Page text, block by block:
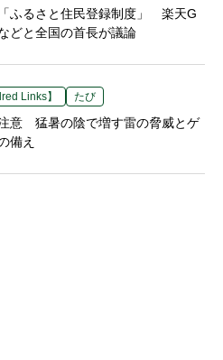
ふるさと住民登録制度」 楽天G
どと全国の首長が議論
Links】 たび
意 猛暑の陰で増す雷の脅威とゲ
備え